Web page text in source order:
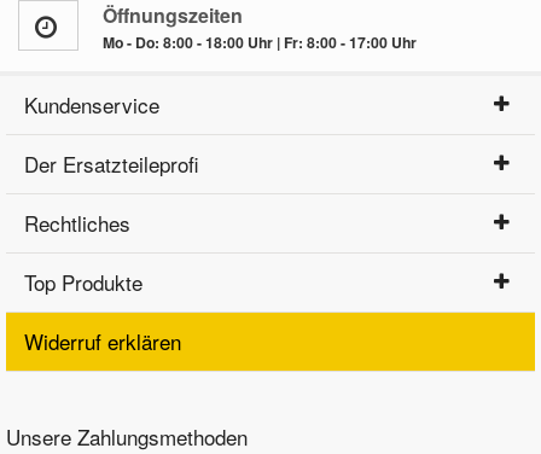
Öffnungszeiten
Mo - Do: 8:00 - 18:00 Uhr | Fr: 8:00 - 17:00 Uhr
Kundenservice
Der Ersatzteileprofi
Rechtliches
Top Produkte
Widerruf erklären
Unsere Zahlungsmethoden